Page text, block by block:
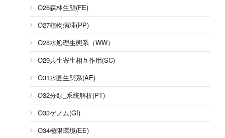
O26森林生態(FE)
O27植物病理(PP)
O28水処理生態系（WW）
O29共生寄生相互作用(SC)
O31水圏生態系(AE)
O32分類_系統解析(PT)
O33ゲノム(GI)
O34極限環境(EE)